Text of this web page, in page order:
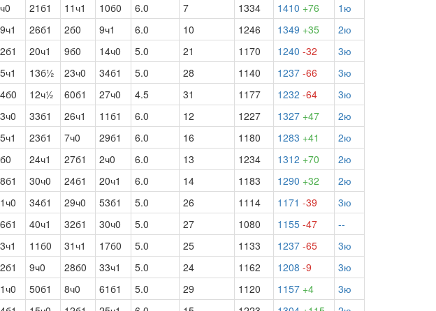
21б1 11ч1 10б0 6.0 7 1334 1410 +76
1ю
26б1 2б0 9ч1 6.0 10 1246 1349 +35
2ю
20ч1 9б0 14ч0 5.0 21 1170 1240 -32
3ю
13б½ 23ч0 34б1 5.0 28 1140 1237 -66
3ю
12ч½ 60б1 27ч0 4.5 31 1177 1232 -64
3ю
33б1 26ч1 11б1 6.0 12 1227 1327 +47
2ю
23б1 7ч0 29б1 6.0 16 1180 1283 +41
2ю
24ч1 27б1 2ч0 6.0 13 1234 1312 +70
2ю
30ч0 24б1 20ч1 6.0 14 1183 1290 +32
2ю
34б1 29ч0 53б1 5.0 26 1114 1171 -39
3ю
40ч1 32б1 30ч0 5.0 27 1080 1155 -47
--
11б0 31ч1 17б0 5.0 25 1133 1237 -65
3ю
9ч0 28б0 33ч1 5.0 24 1162 1208 -9
3ю
50б1 8ч0 61б1 5.0 29 1120 1157 +4
3ю